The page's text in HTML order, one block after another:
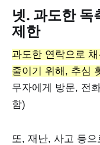
넷. 과도한 독
제한
과도한 연락으로
줄이기 위해, 추심
무자에게 방문, 전
함)
또, 재난, 사고 등